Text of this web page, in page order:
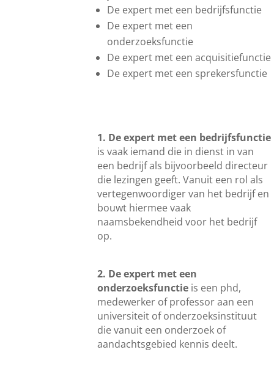
De expert met een bedrijfsfunctie
De expert met een
onderzoeksfunctie
De expert met een acquisitiefunctie
De expert met een sprekersfunctie
1. De expert met een bedrijfsfunctie
is vaak iemand die in dienst in van
een bedrijf als bijvoorbeeld directeur
die lezingen geeft. Vanuit een rol als
vertegenwoordiger van het bedrijf en
bouwt hiermee vaak
naamsbekendheid voor het bedrijf
op.
2. De expert met een
onderzoeksfunctieis een phd,
medewerker of professor aan een
universiteit of onderzoeksinstituut
die vanuit een onderzoek of
aandachtsgebied kennis deelt.